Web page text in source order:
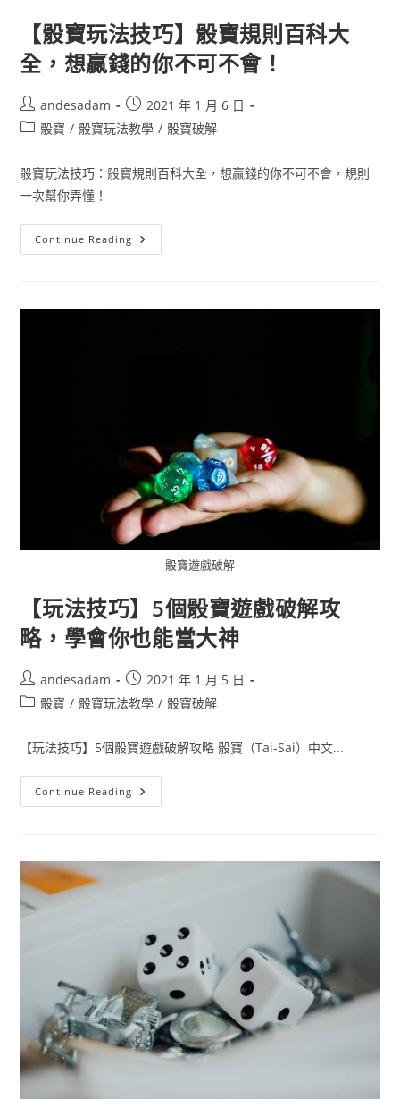
【骰寶玩法技巧】骰寶規則百科大
全，想贏錢的你不可不會！
andesadam
2021 年 1 月 6 日
骰寶 / 骰寶玩法教學 / 骰寶破解
骰寶玩法技巧：骰寶規則百科大全，想贏錢的你不可不會，規則
一次幫你弄懂！
Continue Reading
骰寶遊戲破解
【玩法技巧】5個骰寶遊戲破解攻
略，學會你也能當大神
andesadam
2021 年 1 月 5 日
骰寶 / 骰寶玩法教學 / 骰寶破解
【玩法技巧】5個骰寶遊戲破解攻略 骰寶（Tai-Sai）中文...
Continue Reading